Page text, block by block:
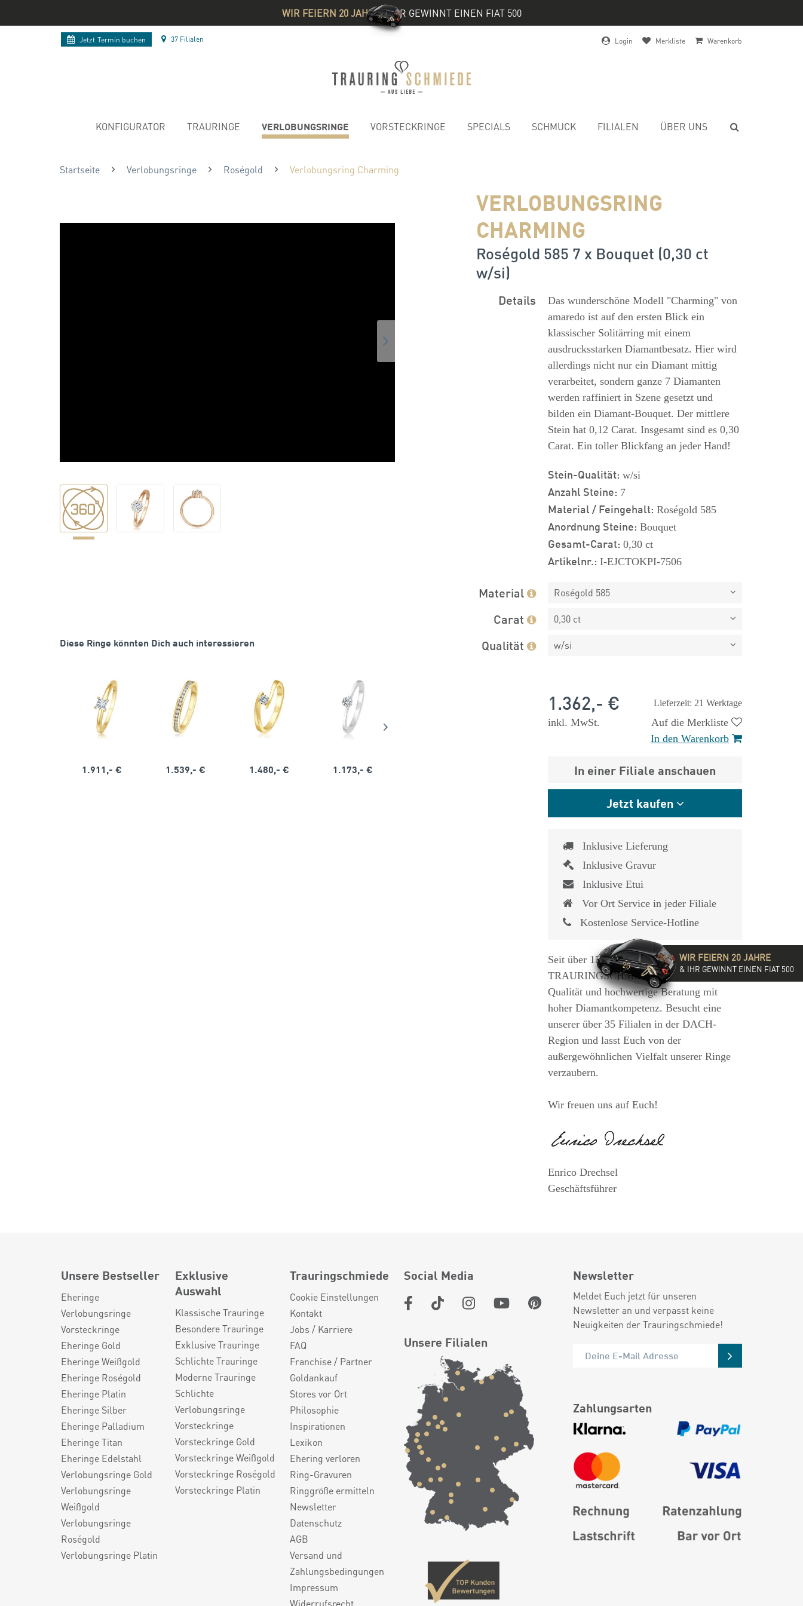
WIR FEIERN 20 JAHRE& IHR GEWINNT EINEN FIAT 500
Jetzt Termin buchen 37 Filialen Login Merkliste Warenkorb
KONFIGURATOR TRAURINGE VERLOBUNGSRINGE VORSTECKRINGE SPECIALS SCHMUCK FILIALEN ÜBER UNS
Startseite Verlobungsringe Roségold Verlobungsring Charming
VERLOBUNGSRING
CHARMING
Roségold 585 7 x Bouquet (0,30 ct
w/si)
Diese Ringe könnten Dich auch interessieren
1.911,- € 1.539,- € 1.480,- € 1.173,- € 1.825,- €
Details
Das wunderschöne Modell "Charming" von
amaredo ist auf den ersten Blick ein
klassischer Solitärring mit einem
ausdrucksstarken Diamantbesatz. Hier wird
allerdings nicht nur ein Diamant mittig
verarbeitet, sondern ganze 7 Diamanten
werden raffiniert in Szene gesetzt und
bilden ein Diamant-Bouquet. Der mittlere
Stein hat 0,12 Carat. Insgesamt sind es 0,30
Carat. Ein toller Blickfang an jeder Hand!
Stein-Qualität: w/si
Anzahl Steine: 7
Material / Feingehalt: Roségold 585
Anordnung Steine: Bouquet
Gesamt-Carat: 0,30 ct
Artikelnr.: I-EJCTOKPI-7506
Material Roségold 585
Carat 0,30 ct
Qualität w/si
Lieferzeit: 21 Werktage
1.362,- €
inkl. MwSt.
Auf die Merkliste
In den Warenkorb
In einer Filiale anschauen
Jetzt kaufen
Inklusive Lieferung
Inklusive Gravur
Inklusive Etui
Vor Ort Service in jeder Filiale
Kostenlose Service-Hotline
Seit über 15 Jahren steht die
TRAURINGSCHMIEDE für exzellente
Qualität und hochwertige Beratung mit
hoher Diamantkompetenz. Besucht eine
unserer über 35 Filialen in der DACH-
Region und lasst Euch von der
außergewöhnlichen Vielfalt unserer Ringe
verzaubern.
Wir freuen uns auf Euch!
Enrico Drechsel
Geschäftsführer
Unsere Bestseller
Eheringe
Verlobungsringe
Vorsteckringe
Eheringe Gold
Eheringe Weißgold
Eheringe Roségold
Eheringe Platin
Eheringe Silber
Eheringe Palladium
Eheringe Titan
Eheringe Edelstahl
Verlobungsringe Gold
Verlobungsringe
Weißgold
Verlobungsringe
Roségold
Verlobungsringe Platin
Exklusive
Auswahl
Klassische Trauringe
Besondere Trauringe
Exklusive Trauringe
Schlichte Trauringe
Moderne Trauringe
Schlichte
Verlobungsringe
Vorsteckringe
Vorsteckringe Gold
Vorsteckringe Weißgold
Vorsteckringe Roségold
Vorsteckringe Platin
Trauringschmiede
Cookie Einstellungen
Kontakt
Jobs / Karriere
FAQ
Franchise / Partner
Goldankauf
Stores vor Ort
Philosophie
Inspirationen
Lexikon
Ehering verloren
Ring-Gravuren
Ringgröße ermitteln
Newsletter
Datenschutz
AGB
Versand und
Zahlungsbedingungen
Impressum
Widerrufsrecht
Social Media
Unsere Filialen
Newsletter
Meldet Euch jetzt für unseren
Newsletter an und verpasst keine
Neuigkeiten der Trauringschmiede!
Zahlungsarten
WIR FEIERN 20 JAHRE
& IHR GEWINNT EINEN FIAT 500